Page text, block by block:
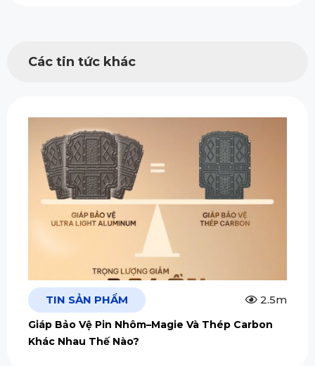
Các tin tức khác
TIN SẢN PHẨM 2.5m
Giáp Bảo Vệ Pin Nhôm–Magie Và Thép Carbon
Khác Nhau Thế Nào?